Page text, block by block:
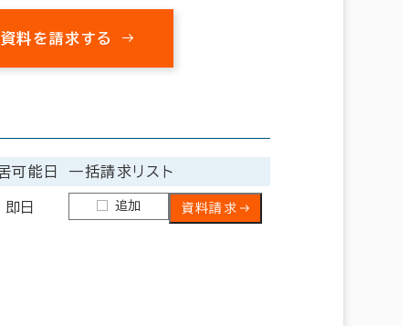
料を請求する
可能日 一括請求リスト
即日 追加 資料請求